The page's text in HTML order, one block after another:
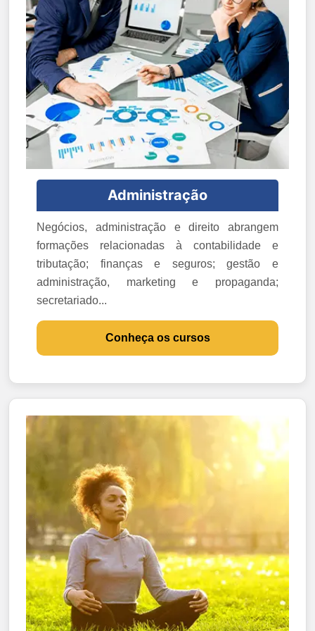
Administração
Negócios, administração e direito abrangem
formações relacionadas à contabilidade e
tributação; finanças e seguros; gestão e
administração, marketing e propaganda;
secretariado...
Conheça os cursos